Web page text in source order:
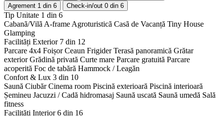
Agrement 1 din 6 Check-in/out 0 din 6
Tip Unitate 1 din 6
Cabanã/Vilã A-frame Agroturisticã Casã de Vacanță Tiny House
Glamping
Facilități Exterior 7 din 12
Parcare 4x4 Foișor Ceaun Frigider Terasă panoramică Grătar
exterior Grădină privată Curte mare Parcare gratuită Parcare
acoperită Foc de tabără Hammock / Leagăn
Confort & Lux 3 din 10
Saună Ciubăr Cinema room Piscină exterioară Piscină interioară
Șemineu Jacuzzi / Cadă hidromasaj Saună uscată Saună umedă Sală
fitness
Facilități Interior6 din 16